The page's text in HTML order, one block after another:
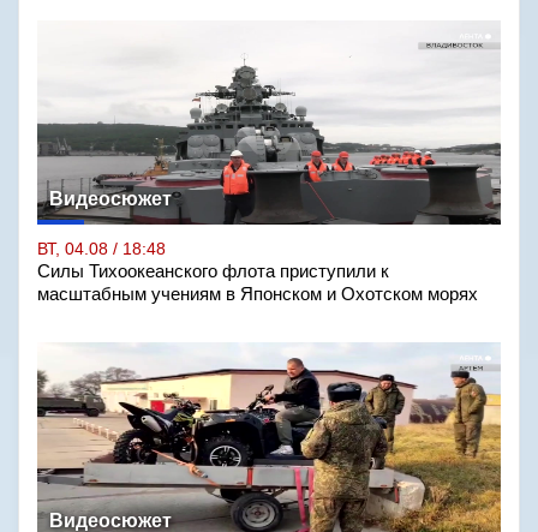
Видеосюжет
ВТ, 04.08 / 18:48
Силы Тихоокеанского флота приступили к
масштабным учениям в Японском и Охотском морях
Видеосюжет